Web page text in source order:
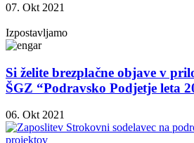
07. Okt 2021
Izpostavljamo
Si želite brezplačne objave v
ŠGZ “Podravsko Podjetje leta
06. Okt 2021